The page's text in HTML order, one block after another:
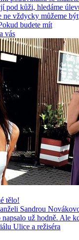
pod kůži, hledáme
ne vždycky můžeme být
budete mít
vás
tělo!
Sandrou
už hodně. Ale
Ulice a režiséra